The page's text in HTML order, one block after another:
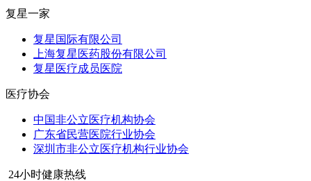
复星一家
复星国际有限公司
上海复星医药股份有限公司
复星医疗成员医院
医疗协会
中国非公立医疗机构协会
广东省民营医院行业协会
深圳市非公立医疗机构行业协会
24小时健康热线